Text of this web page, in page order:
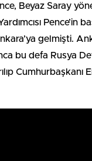
Beyaz Saray
Pence’in
gelmişti.
bu defa Rusya
Cumhurbaşkanı